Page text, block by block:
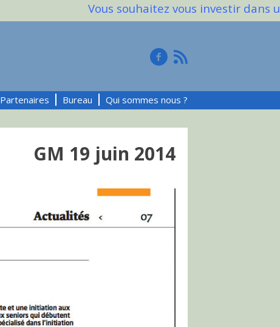
Vous souhaitez vous investir dans
Partenaires Bureau Qui sommes nous ?
GM 19 juin 2014